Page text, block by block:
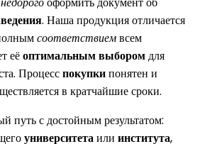
. Наша продукция отличается
соответствиемвсем
еёоптимальным выборомдля
Процесспокупкипонятен и
в кратчайшие сроки.
путь с достойным результатом:
университетаили института,